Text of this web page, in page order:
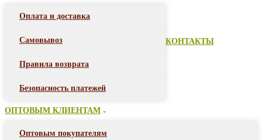
Оплата и доставка
Самовывоз
Правила возврата
Безопасность платежей
КОНТАКТЫ
ОПТОВЫМ КЛИЕНТАМ
Оптовым покупателям